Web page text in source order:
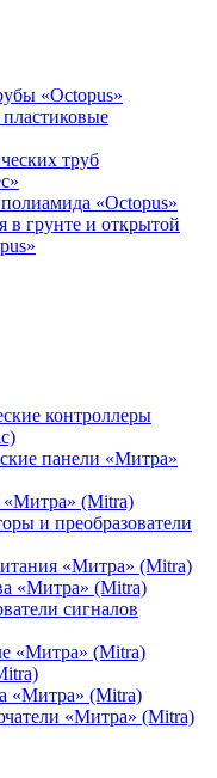
«Octopus»
труб
«Octopus»
в грунте и открытой
контроллеры
панели «Митра»
«Митра» (Mitra)
и преобразователи
«Митра» (Mitra)
«Митра» (Mitra)
сигналов
«Митра» (Mitra)
«Митра» (Mitra)
«Митра» (Mitra)